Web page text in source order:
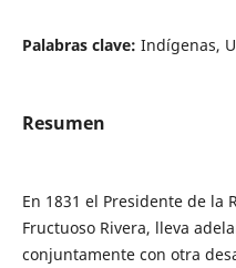
Palabras clave: Indígenas,
Resumen
En 1831 el Presidente de la
Fructuoso Rivera, lleva
conjuntamente con otra